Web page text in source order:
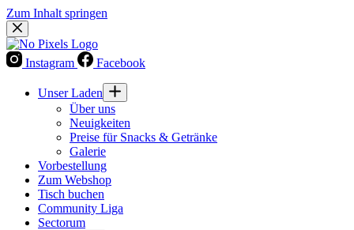
Zum Inhalt springen
Instagram Facebook
Unser Laden
Über uns
Neuigkeiten
Preise für Snacks & Getränke
Galerie
Vorbestellung
Zum Webshop
Tisch buchen
Community Liga
Sectorum